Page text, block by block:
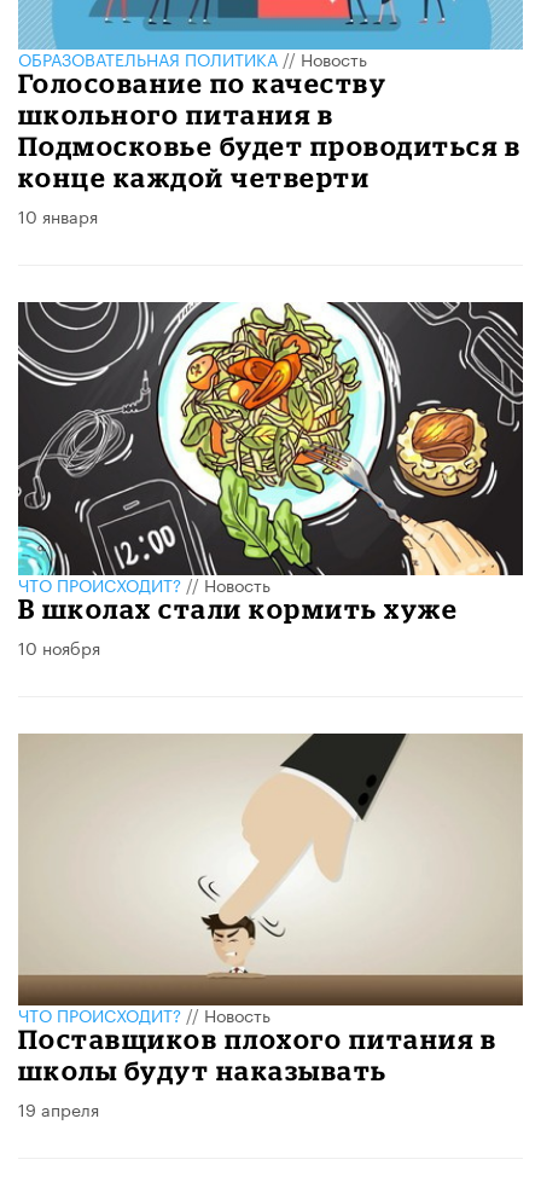
ОБРАЗОВАТЕЛЬНАЯ ПОЛИТИКА//Новость
Голосование по качеству
школьного питания в
Подмосковье будет проводиться в
конце каждой четверти
10 января
ЧТО ПРОИСХОДИТ?//Новость
В школах стали кормить хуже
10 ноября
ЧТО ПРОИСХОДИТ?//Новость
Поставщиков плохого питания в
школы будут наказывать
19 апреля